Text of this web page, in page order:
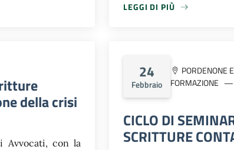
LEGGI DI PIÙ
LEGGI DI PIÙ
della crisi
Avvocati, con la
24
Febbraio
PORDENONE
FORMAZIONE
CICLO DI
SCRITTURE